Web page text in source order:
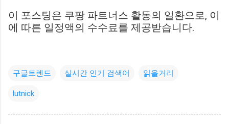
이 포스팅은 쿠팡 파트너스 활동의 일환으로, 이
에 따른 일정액의 수수료를 제공받습니다.
구글트렌드 실시간 인기 검색어 읽을거리
lutnick